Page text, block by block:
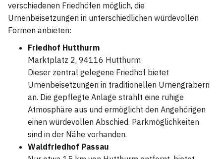
verschiedenen Friedhöfen möglich, die
Urnenbeisetzungen in unterschiedlichen würdevollen
Formen anbieten:
Friedhof Hutthurm
Marktplatz 2, 94116 Hutthurm
Dieser zentral gelegene Friedhof bietet
Urnenbeisetzungen in traditionellen Urnengräbern
an. Die gepflegte Anlage strahlt eine ruhige
Atmosphäre aus und ermöglicht den Angehörigen
einen würdevollen Abschied. Parkmöglichkeiten
sind in der Nähe vorhanden.
Waldfriedhof Passau